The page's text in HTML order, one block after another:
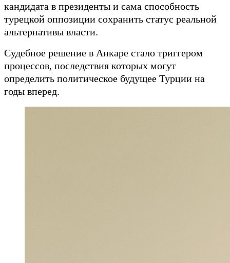
кандидата в президенты и сама способность
турецкой оппозиции сохранить статус реальной
альтернативы власти.
Судебное решение в Анкаре стало триггером
процессов, последствия которых могут
определить политическое будущее Турции на
годы вперед.